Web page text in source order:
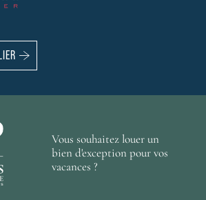
Vous souhaitez louer un
bien d'exception pour vos
vacances ?